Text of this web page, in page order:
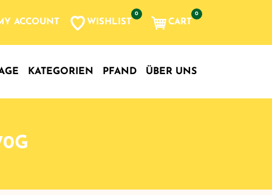
ACCOUNT WISHLIST
0
CART
0
KATEGORIEN PFAND ÜBER UNS